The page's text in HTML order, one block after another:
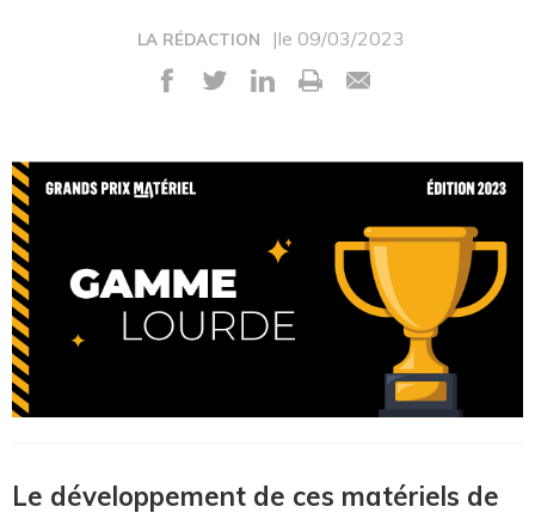
LA RÉDACTION |le 09/03/2023
Le développement de ces matériels de